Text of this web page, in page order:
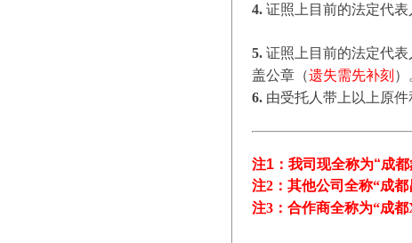
4. 证照上目前的法定代表
5. 证照上目前的法定代
盖公章（遗失需先补刻 ）
6. 由受托人带上以上原
注1： 我司现全称为“成
注2：其他公司全称“成都
注3： 合作商全称为“成都